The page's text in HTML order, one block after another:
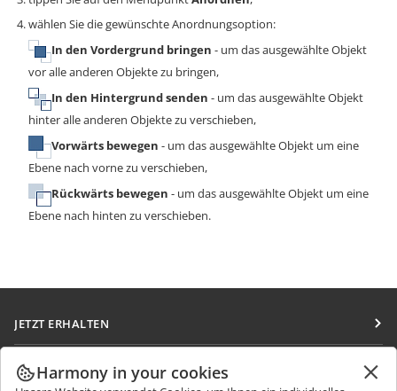
wählen Sie die gewünschte Anordnungsoption:
In den Vordergrund bringen - um das ausgewählte Objekt
vor alle anderen Objekte zu bringen,
In den Hintergrund senden - um das ausgewählte Objekt
hinter alle anderen Objekte zu verschieben,
Vorwärts bewegen - um das ausgewählte Objekt um eine
Ebene nach vorne zu verschieben,
Rückwärts bewegen - um das ausgewählte Objekt um eine
Ebene nach hinten zu verschieben.
JETZT ERHALTEN
Docs
DocSpace
ZUSAMMENARBEITEN
Harmony in your cookies